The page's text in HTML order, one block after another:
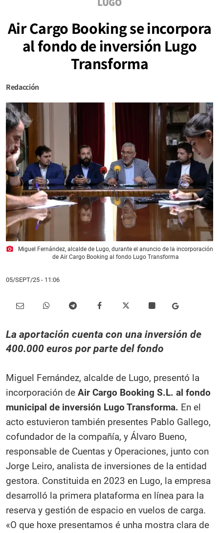
Air Cargo Booking se incorpora
al fondo de inversión Lugo
Transforma
Redacción
photo_camera
Miguel Fernández, alcalde de Lugo, durante el anuncio de la incorporación
de Air Cargo Booking al fondo Lugo Transforma
05/SEPT/25 - 11:06
La aportación cuenta con una inversión de
400.000 euros por parte del fondo
Miguel Fernández, alcalde de Lugo, presentó la
incorporación de Air Cargo Booking S.L. al fondo
municipal de inversión Lugo Transforma. En el
acto estuvieron también presentes Pablo Gallego,
cofundador de la compañía, y Álvaro Bueno,
responsable de Cuentas y Operaciones, junto con
Jorge Leiro, analista de inversiones de la entidad
gestora. Constituida en 2023 en Lugo, la empresa
desarrolló la primera plataforma en línea para la
reserva y gestión de espacio en vuelos de carga.
«O que hoxe presentamos é unha mostra clara de